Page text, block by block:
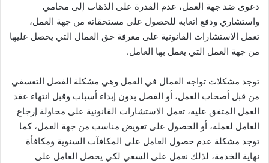
دعوى ضد جهة العمل، عدم القدرة على الذهاب إلى محامي
واستشاري ودفع اتعابه للحصول على مستحقاته من جهة العمل،
تعمل الاستشارات القانونية على معرفة حق العمال التي يحصل عليها
من جهة العمل التي يعمل بها العامل.
توجد مشكلات تواجه العمال في العمل وهي مشكلة الفصل التعسفي
من قبل أصحاب العمل، أو الفصل بدون إبداء أسباب وقبل انتهاء عقد
العمل المتفق عليه، تعمل الاستشارات القانونية على محاولة إرجاع
العامل لعمله، أو الحصول على تعويض مناسب من جهة العمل، كما
توجد مشكلة عدم حصول العامل على المكافآت السنوية ومكافأة
نهاية الخدمة، لذلك نعمل على السعي لكي يحصل العامل على